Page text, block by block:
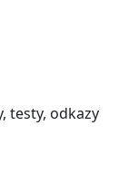
testy, odkazy